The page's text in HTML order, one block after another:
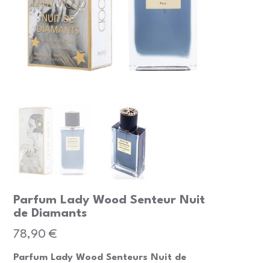
Parfum Lady Wood Senteur Nuit
de Diamants
Prix
78,90 €
Parfum Lady Wood Senteurs Nuit de